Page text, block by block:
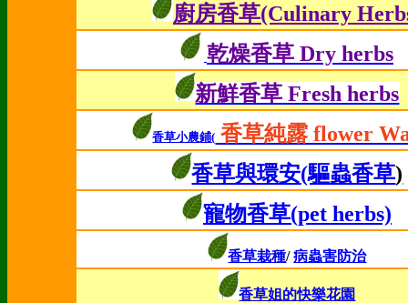
廚房香草(Culinary
乾燥香草 Dry herbs
新鮮香草 Fresh herbs
香草小農鋪( 香草純露 flower
香草與環安(驅蟲香草)
寵物香草(pet herbs)
香草栽種/病蟲害防治
香草姐的快樂花園